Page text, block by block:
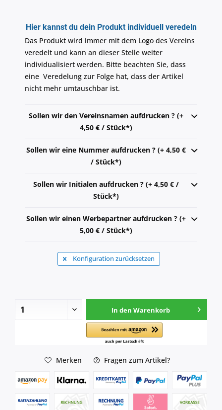
Hier kannst du dein Produkt individuell veredeln
Das Produkt wird immer mit dem Logo des Vereins
veredelt und kann an dieser Stelle weiter
individualisiert werden. Bitte beachten Sie, dass
eine Veredelung zur Folge hat, dass der Artikel
nicht mehr umtauschbar ist.
Sollen wir den Vereinsnamen aufdrucken ? (+
4,50 € / Stück*)
Sollen wir eine Nummer aufdrucken ? (+ 4,50 €
/ Stück*)
Sollen wir Initialen aufdrucken ? (+ 4,50 € /
Stück*)
Sollen wir einen Werbepartner aufdrucken ? (+
5,00 € / Stück*)
Konfiguration zurücksetzen
In den Warenkorb
Merken Fragen zum Artikel?